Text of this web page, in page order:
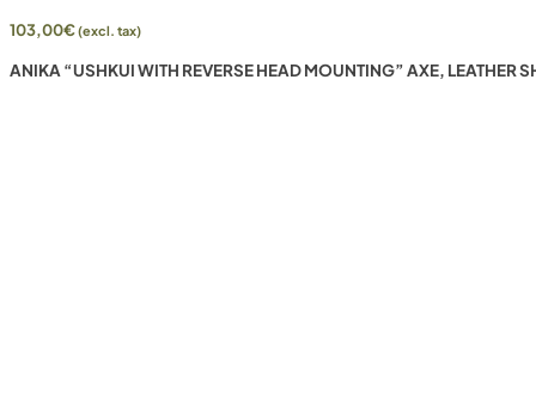
103,00€(excl. tax)
ANIKA “USHKUI WITH REVERSE HEAD MOUNTING” AXE, LEATHER